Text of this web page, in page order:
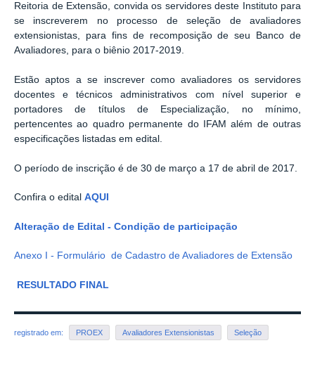
Reitoria de Extensão, convida os servidores deste Instituto para
se inscreverem no processo de seleção de avaliadores
extensionistas, para fins de recomposição de seu Banco de
Avaliadores, para o biênio 2017-2019.
Estão aptos a se inscrever como avaliadores os servidores
docentes e técnicos administrativos com nível superior e
portadores de títulos de Especialização, no mínimo,
pertencentes ao quadro permanente do IFAM além de outras
especificações listadas em edital.
O período de inscrição é de 30 de março a 17 de abril de 2017.
Confira o edital AQUI
Alteração de Edital - Condição de participação
Anexo I - Formulário de Cadastro de Avaliadores de Extensão
R ESULTADO FINAL
registrado em: PROEX Avaliadores Extensionistas Seleção